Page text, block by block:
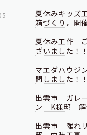
夏休みキッズ
箱づくり〟開
夏休み工作
ざいました！！
マエダハウジ
問しました！！
出雲市 ガレ
ン K様邸 解
出雲市 離れ